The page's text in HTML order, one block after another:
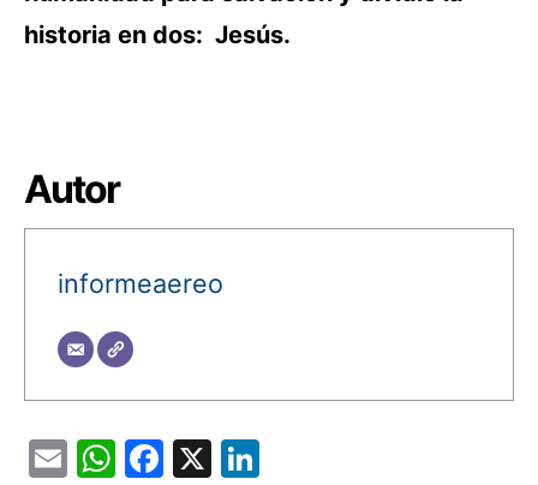
historia en dos: Jesús.
Autor
informeaereo
EmailWhatsApp
Facebook
X